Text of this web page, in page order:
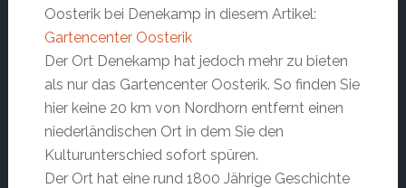
Oosterik bei Denekamp in diesem Artikel:
Gartencenter Oosterik
Der Ort Denekamp hat jedoch mehr zu bieten
als nur das Gartencenter Oosterik. So finden Sie
hier keine 20 km von Nordhorn entfernt einen
niederländischen Ort in dem Sie den
Kulturunterschied sofort spüren.
Der Ort hat eine rund 1800 Jährige Geschichte